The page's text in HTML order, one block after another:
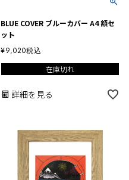
BLUE COVER ブルーカバー A4 額セ
ット
¥9,020税込
在庫切れ
詳細を見る